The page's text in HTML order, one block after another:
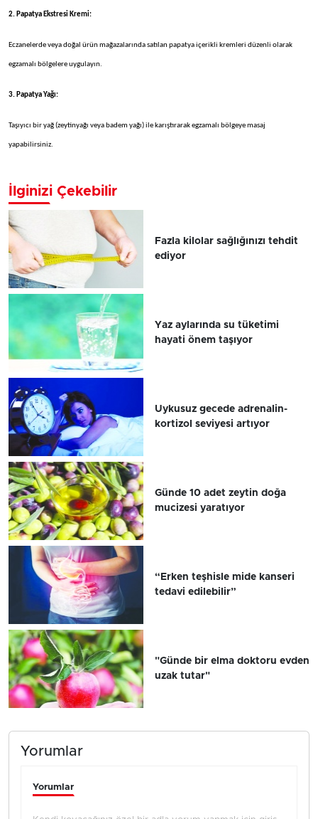
2. Papatya Ekstresi Kremi:
Eczanelerde veya doğal ürün mağazalarında satılan papatya içerikli kremleri düzenli olarak
egzamalı bölgelere uygulayın.
3. Papatya Yağı:
Taşıyıcı bir yağ (zeytinyağı veya badem yağı) ile karıştırarak egzamalı bölgeye masaj
yapabilirsiniz.
İlginizi Çekebilir
Fazla kilolar sağlığınızı tehdit
ediyor
Yaz aylarında su tüketimi
hayati önem taşıyor
Uykusuz gecede adrenalin-
kortizol seviyesi artıyor
Günde 10 adet zeytin doğa
mucizesi yaratıyor
“Erken teşhisle mide kanseri
tedavi edilebilir”
"Günde bir elma doktoru evden
uzak tutar"
Yorumlar
Yorumlar